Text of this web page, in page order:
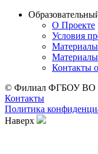
О Проекте
Условия
Материалы
Материалы
Контакты
© Филиал ФГБОУ ВО
Контакты
Политика
Наверх